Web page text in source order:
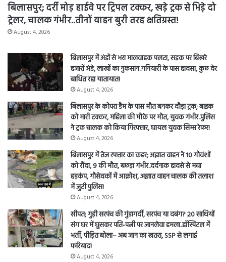
बिलासपुर; दर्री मोड़ हाईवे पर ट्रिपल टक्कर, खड़े ट्रक से भिड़े दो
ट्रेलर, चालक गंभीर..तीनों वाहन बुरी तरह क्षतिग्रस्त!
August 4, 2026
बिलासपुर में अंडों से भरा मालवाहक पलटा, सड़क पर बिखरे
हजारों अंडे, लाखों का नुकसान..गनियारी के पास हादसा, कुछ देर
बाधित रहा यातायात!
August 4, 2026
बिलासपुर के कोपरा डैम के पास मौत बनकर दौड़ा ट्रक; बाइक
को मारी टक्कर, महिला की मौके पर मौत, युवक गंभीर..पुलिस
ने ट्रक चालक को किया गिरफ्तार, घायल युवक सिम्स रेफर!
August 4, 2026
बिलासपुर में तेज रफ्तार का कहर; अज्ञात वाहन ने 10 गौवंशों
को रौंदा, 9 की मौत, बछड़ा गंभीर..दर्दनाक हादसे से मचा
हड़कंप, गौसेवकों में आक्रोश, अज्ञात वाहन चालक की तलाश
में जुटी पुलिस!
August 4, 2026
सीपत; गुड़ी सरपंच की गुंडागर्दी, सरपंच या दबंग? 20 साथियों
संग घर में घुसकर पति-पत्नी पर जानलेवा हमला..हॉस्पिटल में
भर्ती, पीड़ित बोला– अब जान का खतरा, SSP से लगाई
फरियाद!
August 4, 2026